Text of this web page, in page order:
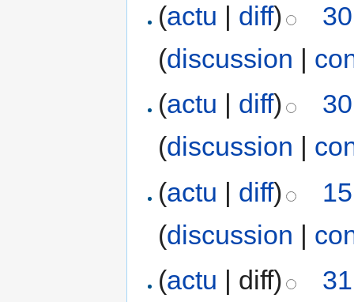
(actu | diff)
(discussion |
(actu diff)
(discussion
(actu | diff)
(discussion |
(actu | diff)